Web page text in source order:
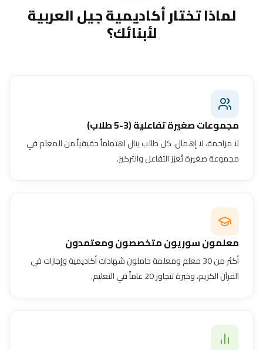
لماذا تختار أكاديمية جيل العربية
لأبنائك؟
مجموعات صغيرة تفاعلية (3-5 طلاب)
لا مزاحمة، لا إهمال. كل طالب ينال اهتماماً حقيقياً من المعلم في
مجموعة صغيرة تُعزز التفاعل والتركيز.
معلمون سوريون متخصصون ومعتمدون
أكثر من 30 معلم ومعلمة حاملون شهادات أكاديمية وإجازات في
القرآن الكريم، وخبرة تتجاوز 20 عاماً في التعليم.